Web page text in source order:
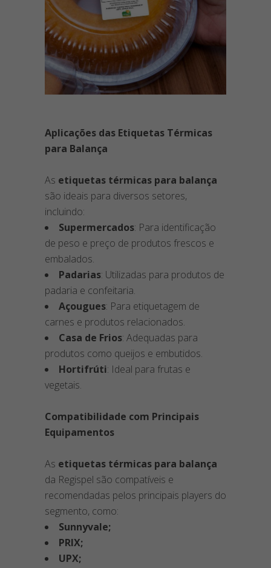
Aplicações das Etiquetas Térmicas
para Balança
As etiquetas térmicas para balança
são ideais para diversos setores,
incluindo:
Supermercados: Para identificação
de peso e preço de produtos frescos e
embalados.
Padarias: Utilizadas para produtos de
padaria e confeitaria.
Açougues: Para etiquetagem de
carnes e produtos relacionados.
Casa de Frios: Adequadas para
produtos como queijos e embutidos.
Hortifrúti: Ideal para frutas e
vegetais.
Compatibilidade com Principais
Equipamentos
As etiquetas térmicas para balança
da Regispel são compatíveis e
recomendadas pelos principais players do
segmento, como:
Sunnyvale;
PRIX;
UPX;